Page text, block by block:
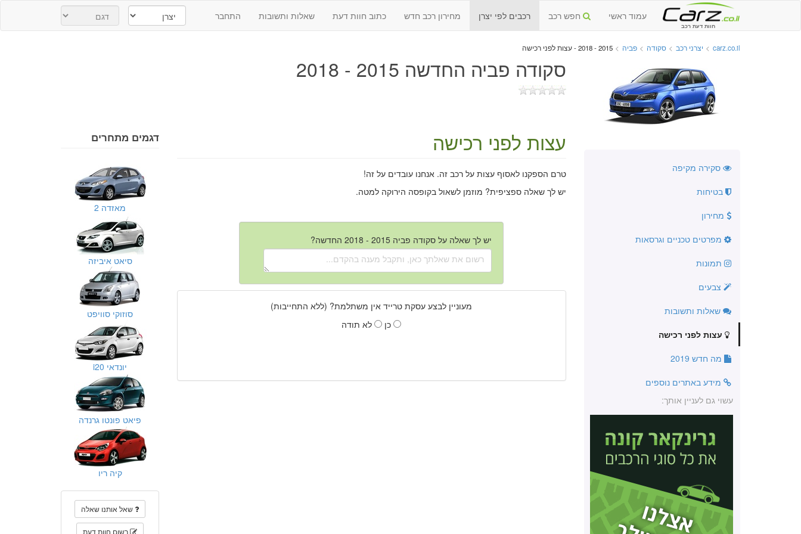
חוות דעת רכב
עמוד ראשי חפש רכב רכבים לפי יצרן מחירון רכב חדש כתוב חוות דעת שאלות ותשובות התחבר
carz.co.il
> יצרני רכב > סקודה > פביה > 2015 - 2018 - עצות לפני רכישה
סקודה פביה החדשה 2015 - 2018
סקירה מקיפה
בטיחות
מחירון
מפרטים טכניים וגרסאות
תמונות
צבעים
שאלות ותשובות
עצות לפני רכישה
מה חדש 2019
מידע באתרים נוספים
עשוי גם לעניין אותך:
עצות לפני רכישה
טרם הספקנו לאסוף עצות על רכב זה. אנחנו עובדים על זה!
יש לך שאלה ספציפית? מוזמן לשאול בקופסה הירוקה למטה.
יש לך שאלה על סקודה פביה 2015 - 2018 החדשה?
מעוניין לבצע עסקת טרייד אין משתלמת? (ללא התחייבות)
כן
לא תודה
דגמים מתחרים
מאזדה 2
סיאט איביזה
סוזוקי סוויפט
יונדאי i20
פיאט פונטו גרנדה
קיה ריו
שאל אותנו שאלה
רשום חוות דעת